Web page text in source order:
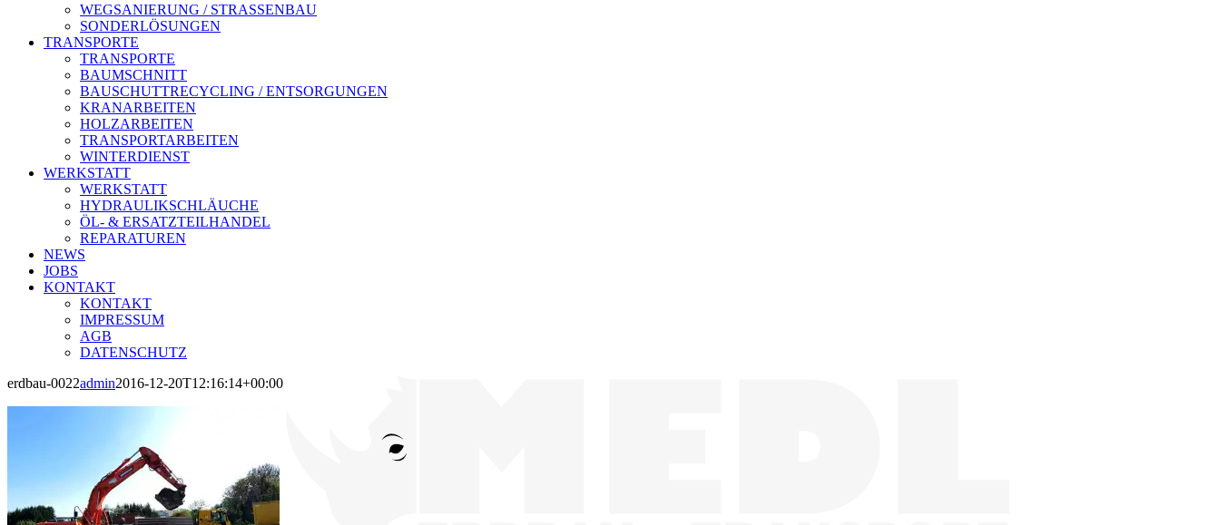
WEGSANIERUNG / STRASSENBAU
SONDERLÖSUNGEN
TRANSPORTE
TRANSPORTE
BAUMSCHNITT
BAUSCHUTTRECYCLING / ENTSORGUNGEN
KRANARBEITEN
HOLZARBEITEN
TRANSPORTARBEITEN
WINTERDIENST
WERKSTATT
WERKSTATT
HYDRAULIKSCHLÄUCHE
ÖL- & ERSATZTEILHANDEL
REPARATUREN
NEWS
JOBS
KONTAKT
KONTAKT
IMPRESSUM
AGB
DATENSCHUTZ
erdbau-0022admin2016-12-20T12:16:14+00:00